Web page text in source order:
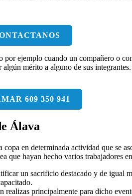
ejemplo cuando un compañero o
mérito a alguno de sus
609 350 941
Álava
en determinada actividad que se
que hayan hecho varios trabajadores
un sacrificio destacado y de igual
realizas principalmente para dicho